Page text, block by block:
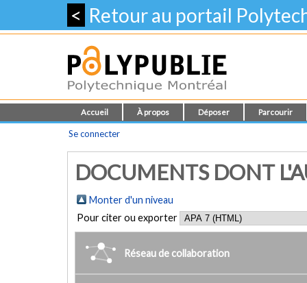
< Retour au portail
Accueil À propos Déposer Parcourir
Se connecter
DOCUMENTS DONT
Monter d'un niveau
Pour citer ou exporter
Réseau de collaboration